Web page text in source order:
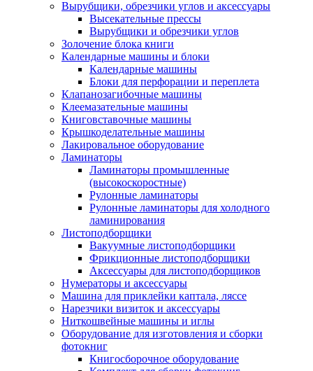
Вырубщики, обрезчики углов и аксессуары
Высекательные прессы
Вырубщики и обрезчики углов
Золочение блока книги
Календарные машины и блоки
Календарные машины
Блоки для перфорации и переплета
Клапанозагибочные машины
Клеемазательные машины
Книговставочные машины
Крышкоделательные машины
Лакировальное оборудование
Ламинаторы
Ламинаторы промышленные
(высокоскоростные)
Рулонные ламинаторы
Рулонные ламинаторы для холодного
ламинирования
Листоподборщики
Вакуумные листоподборщики
Фрикционные листоподборщики
Аксессуары для листоподборщиков
Нумераторы и аксессуары
Машина для приклейки каптала, ляссе
Нарезчики визиток и аксессуары
Ниткошвейные машины и иглы
Оборудование для изготовления и сборки
фотокниг
Книгосборочное оборудование